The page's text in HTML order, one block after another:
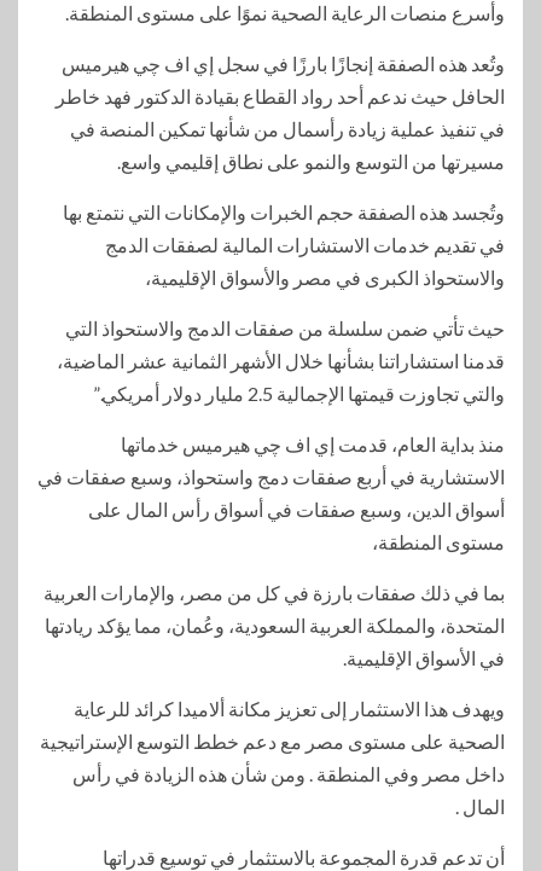
وأسرع منصات الرعاية الصحية نموًا على مستوى المنطقة.
وتُعد هذه الصفقة إنجازًا بارزًا في سجل إي اف چي هيرميس
الحافل حيث ندعم أحد رواد القطاع بقيادة الدكتور فهد خاطر
في تنفيذ عملية زيادة رأسمال من شأنها تمكين المنصة في
مسيرتها من التوسع والنمو على نطاق إقليمي واسع.
وتُجسد هذه الصفقة حجم الخبرات والإمكانات التي نتمتع بها
في تقديم خدمات الاستشارات المالية لصفقات الدمج
والاستحواذ الكبرى في مصر والأسواق الإقليمية،
حيث تأتي ضمن سلسلة من صفقات الدمج والاستحواذ التي
قدمنا استشاراتنا بشأنها خلال الأشهر الثمانية عشر الماضية،
والتي تجاوزت قيمتها الإجمالية 2.5 مليار دولار أمريكي.”
منذ بداية العام، قدمت إي اف چي هيرميس خدماتها
الاستشارية في أربع صفقات دمج واستحواذ، وسبع صفقات في
أسواق الدين، وسبع صفقات في أسواق رأس المال على
مستوى المنطقة،
بما في ذلك صفقات بارزة في كل من مصر، والإمارات العربية
المتحدة، والمملكة العربية السعودية، وعُمان، مما يؤكد ريادتها
في الأسواق الإقليمية.
ويهدف هذا الاستثمار إلى تعزيز مكانة ألاميدا كرائد للرعاية
الصحية على مستوى مصر مع دعم خطط التوسع الإستراتيجية
داخل مصر وفي المنطقة . ومن شأن هذه الزيادة في رأس
المال .
أن تدعم قدرة المجموعة بالاستثمار في توسيع قدراتها